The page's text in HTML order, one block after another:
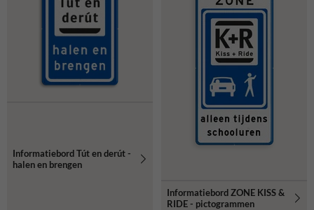
Informatiebord Tút en derút -
halen en brengen
Informatiebord ZONE KISS &
RIDE - pictogrammen